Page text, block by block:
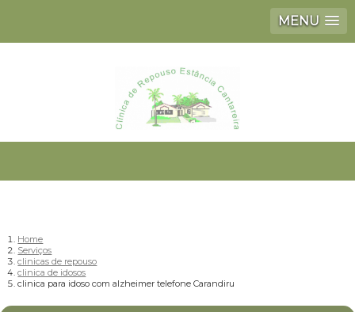
MENU
Home
Serviços
clinicas de repouso
clinica de idosos
clinica para idoso com alzheimer telefone Carandiru